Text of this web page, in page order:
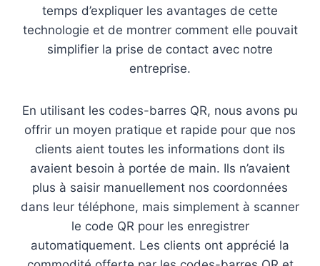
temps d’expliquer les avantages de cette
technologie et de montrer comment elle pouvait
simplifier la prise de contact avec notre
entreprise.
En utilisant les codes-barres QR, nous avons pu
offrir un moyen pratique et rapide pour que nos
clients aient toutes les informations dont ils
avaient besoin à portée de main. Ils n’avaient
plus à saisir manuellement nos coordonnées
dans leur téléphone, mais simplement à scanner
le code QR pour les enregistrer
automatiquement. Les clients ont apprécié la